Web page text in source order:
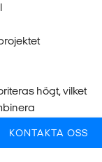
högt, vilket
miljöer.
KONTAKTA OSS